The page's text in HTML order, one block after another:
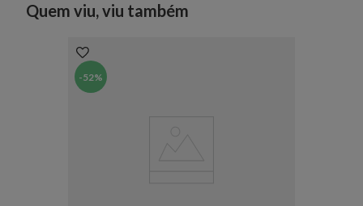
Quem viu, viu também
-52%